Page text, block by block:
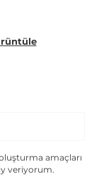
bakım
şekilde ters
kılıfsız
kağıt
amaçları
veriyorum.